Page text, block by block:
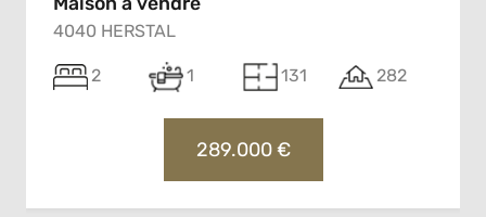
4040 HERSTAL
2 1 131 282
289.000 €